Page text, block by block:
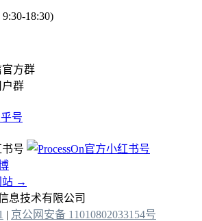
18:30)
户群
站 →
息技术有限公司
| 京公网安备 11010802033154号